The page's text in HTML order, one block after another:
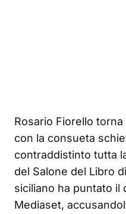
Rosario Fiorello
con la consueta
contraddistinto tutta
del Salone del Libro
siciliano ha puntato il
Mediaset,